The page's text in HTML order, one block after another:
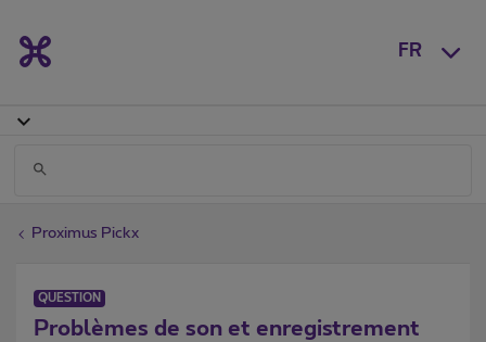
FR
Proximus Pickx
QUESTION
Problèmes de son et enregistrement